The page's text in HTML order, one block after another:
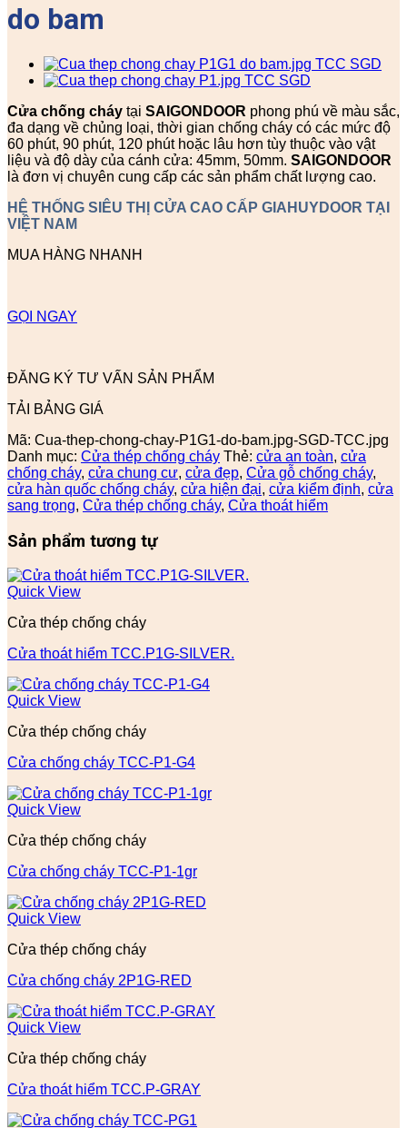
do bam
Cửa chống cháy tại SAIGONDOOR phong phú về màu sắc,
đa dạng về chủng loại, thời gian chống cháy có các mức độ
60 phút, 90 phút, 120 phút hoặc lâu hơn tùy thuộc vào vật
liệu và độ dày của cánh cửa: 45mm, 50mm. SAIGONDOOR
là đơn vị chuyên cung cấp các sản phẩm chất lượng cao.
HỆ THỐNG SIÊU THỊ CỬA CAO CẤP GIAHUYDOOR TẠI
VIỆT NAM
MUA HÀNG NHANH
GỌI NGAY
ĐĂNG KÝ TƯ VẤN SẢN PHẨM
TẢI BẢNG GIÁ
Mã: Cua-thep-chong-chay-P1G1-do-bam.jpg-SGD-TCC.jpg
Danh mục: Cửa thép chống cháy Thẻ: cửa an toàn, cửa
chống cháy, cửa chung cư, cửa đẹp, Cửa gỗ chống cháy,
cửa hàn quốc chống cháy, cửa hiện đại, cửa kiểm định, cửa
sang trọng, Cửa thép chống cháy, Cửa thoát hiểm
Sản phẩm tương tự
Quick View
Cửa thép chống cháy
Cửa thoát hiểm TCC.P1G-SILVER.
Quick View
Cửa thép chống cháy
Cửa chống cháy TCC-P1-G4
Quick View
Cửa thép chống cháy
Cửa chống cháy TCC-P1-1gr
Quick View
Cửa thép chống cháy
Cửa chống cháy 2P1G-RED
Quick View
Cửa thép chống cháy
Cửa thoát hiểm TCC.P-GRAY